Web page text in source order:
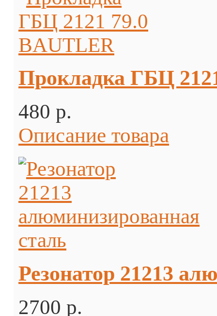
Прокладка ГБЦ
480 p.
Описание товара
Резонатор 21213
2700 p.